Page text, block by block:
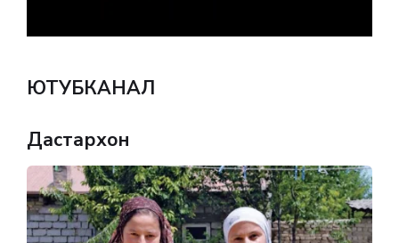
ЮТУБКАНАЛ
Дастархон